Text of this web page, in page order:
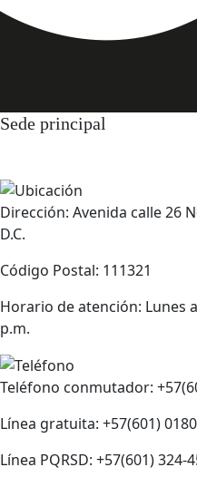
Sede principal
Dirección: Avenida calle 26
D.C.
Código Postal: 111321
Horario de atención: Lunes
p.m.
Teléfono conmutador:
Línea gratuita: +57(601)
Línea PQRSD: +57(601) 324-